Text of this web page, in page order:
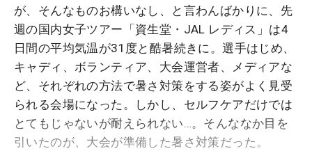
が、そんなものお構いなし、と言わんばかりに、先
週の国内女子ツアー「資生堂・JAL レディス」は4
日間の平均気温が31度と酷暑続きに。選手はじめ、
キャディ、ボランティア、大会運営者、メディアな
ど、それぞれの方法で暑さ対策をする姿がよく見受
られる会場になった。しかし、セルフケアだけでは
とてもじゃないが耐えられない…。そんななか目を
引いたのが、大会が準備した暑さ対策だった。